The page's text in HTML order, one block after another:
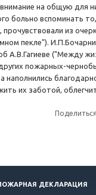
на общую для
больно вспоминать
из
пекле").
А.В.Гагиеве ("Между
пожарных-
наполнились
их заботой,
ДЕКЛАРАЦИЯ